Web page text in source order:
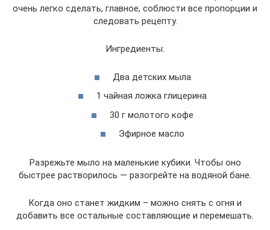
очень легко сделать, главное, соблюсти все пропорции и
следовать рецепту.
Ингредиенты:
Два детских мыла
1 чайная ложка глицерина
30 г молотого кофе
Эфирное масло
Разрежьте мыло на маленькие кубики. Чтобы оно
быстрее растворилось — разогрейте на водяной бане.
Когда оно станет жидким – можно снять с огня и
добавить все остальные составляющие и перемешать.